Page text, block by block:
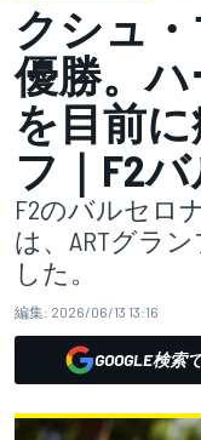
クシュ
優勝。ハ
を目前
フ｜F2
F2のバルセロ
は、ARTグラ
した。
編集: 2026/06/13 13:16
GOOGLE検索